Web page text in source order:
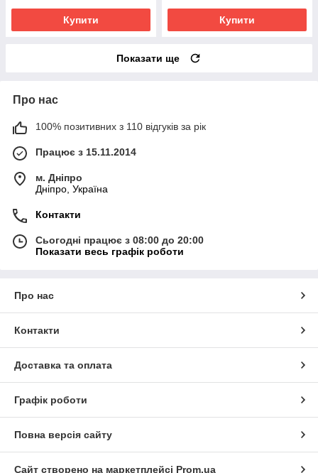
Купити Купити
Показати ще
Про нас
100% позитивних з 110 відгуків за рік
Працює з 15.11.2014
м. Дніпро
Дніпро, Україна
Контакти
Сьогодні працює з 08:00 до 20:00
Показати весь графік роботи
Про нас
Контакти
Доставка та оплата
Графік роботи
Повна версія сайту
Сайт створено на маркетплейсі Prom.ua